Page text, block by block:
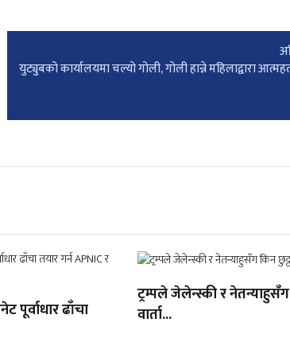
युट्युबको कार्यालयमा चल्यो गोली, गोली हान्ने महिलाद्वारा
पूर्वाधार ढाँचा
ट्रम्पले जेलेन्स्की र नेतन्याहुसँग
वार्ता...